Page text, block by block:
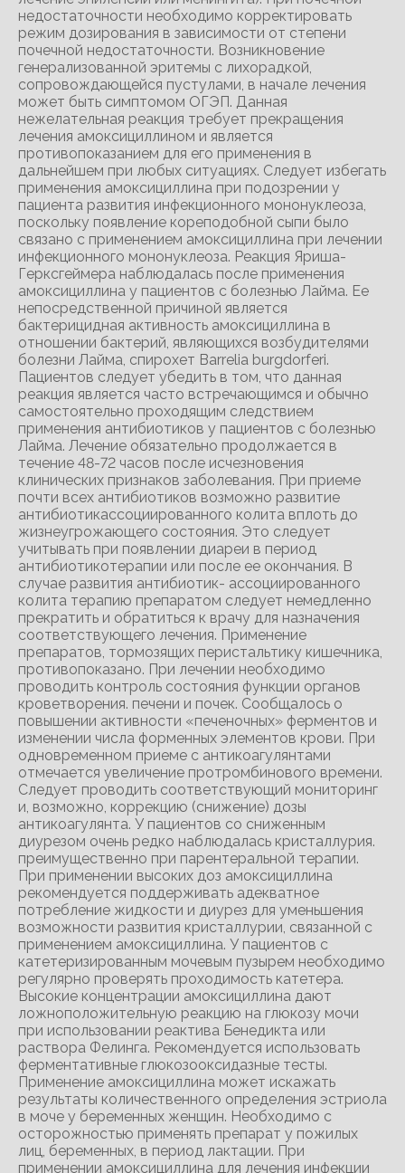
недостаточности необходимо корректировать
режим дозирования в зависимости от степени
почечной недостаточности. Возникновение
генерализованной эритемы с лихорадкой,
сопровождающейся пустулами, в начале лечения
может быть симптомом ОГЭП. Данная
нежелательная реакция требует прекращения
лечения амоксициллином и является
противопоказанием для его применения в
дальнейшем при любых ситуациях. Следует избегать
применения амоксициллина при подозрении у
пациента развития инфекционного мононуклеоза,
поскольку появление кореподобной сыпи было
связано с применением амоксициллина при лечении
инфекционного мононуклеоза. Реакция Яриша-
Герксгеймера наблюдалась после применения
амоксициллина у пациентов с болезнью Лайма. Ее
непосредственной причиной является
бактерицидная активность амоксициллина в
отношении бактерий, являющихся возбудителями
болезни Лайма, спирохет Barrelia burgdorferi.
Пациентов следует убедить в том, что данная
реакция является часто встречающимся и обычно
самостоятельно проходящим следствием
применения антибиотиков у пациентов с болезнью
Лайма. Лечение обязательно продолжается в
течение 48-72 часов после исчезновения
клинических признаков заболевания. При приеме
почти всех антибиотиков возможно развитие
антибиотикассоциированного колита вплоть до
жизнеугрожающего состояния. Это следует
учитывать при появлении диареи в период
антибиотикотерапии или после ее окончания. В
случае развития антибиотик- ассоциированного
колита терапию препаратом следует немедленно
прекратить и обратиться к врачу для назначения
соответствующего лечения. Применение
препаратов, тормозящих перистальтику кишечника,
противопоказано. При лечении необходимо
проводить контроль состояния функции органов
кроветворения. печени и почек. Сообщалось о
повышении активности «печеночных» ферментов и
изменении числа форменных элементов крови. При
одновременном приеме с антикоагулянтами
отмечается увеличение протромбинового времени.
Следует проводить соответствующий мониторинг
и, возможно, коррекцию (снижение) дозы
антикоагулянта. У пациентов со сниженным
диурезом очень редко наблюдалась кристаллурия.
преимущественно при парентеральной терапии.
При применении высоких доз амоксициллина
рекомендуется поддерживать адекватное
потребление жидкости и диурез для уменьшения
возможности развития кристаллурии, связанной с
применением амоксициллина. У пациентов с
катетеризированным мочевым пузырем необходимо
регулярно проверять проходимость катетера.
Высокие концентрации амоксициллина дают
ложноположительную реакцию на глюкозу мочи
при использовании реактива Бенедикта или
раствора Фелинга. Рекомендуется использовать
ферментативные глюкозооксидазные тесты.
Применение амоксициллина может искажать
результаты количественного определения эстриола
в моче у беременных женщин. Необходимо с
осторожностью применять препарат у пожилых
лиц, беременных, в период лактации. При
применении амоксициллина для лечения инфекции